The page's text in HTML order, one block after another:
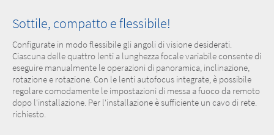
Sottile, compatto e flessibile!
Configurate in modo flessibile gli angoli di visione desiderati.
Ciascuna delle quattro lenti a lunghezza focale variabile consente di
eseguire manualmente le operazioni di panoramica, inclinazione,
rotazione e rotazione. Con le lenti autofocus integrate, è possibile
regolare comodamente le impostazioni di messa a fuoco da remoto
dopo l'installazione. Per l'installazione è sufficiente un cavo di rete.
richiesto.